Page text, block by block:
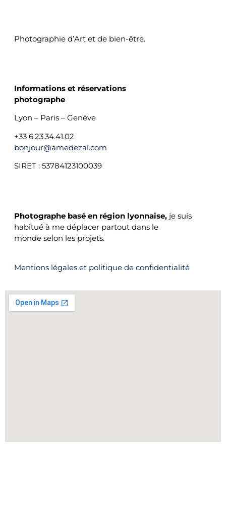
Photographie d’Art et de bien-être.
Informations et réservations
photographe
Lyon – Paris – Genève
+33 6.23.34.41.02
bonjour@amedezal.com
SIRET : 53784123100039
Photographe basé en région lyonnaise,je suis
habitué à me déplacer partout dans le
monde selon les projets.
Mentions légales et politique de confidentialité